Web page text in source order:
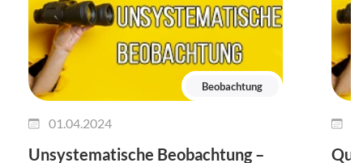
Beobachtung
01.04.2024
Unsystematische Beobachtung –